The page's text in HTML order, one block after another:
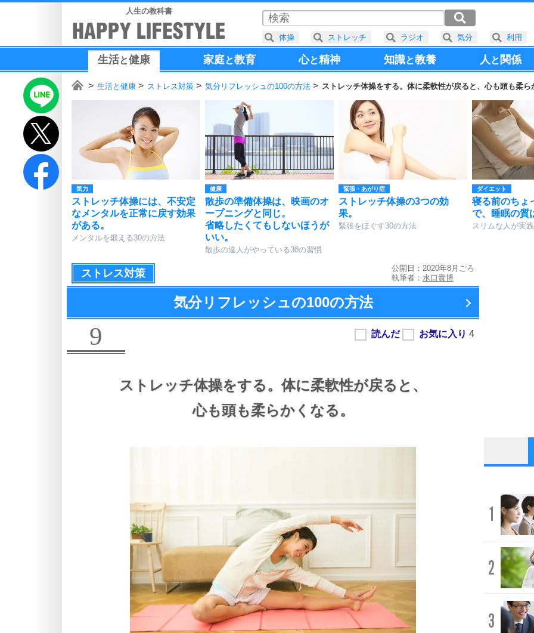
人生の教科書
生活と健康 家庭と教育 心と精神 知識と教養 人と 関係
生活と健康 ストレス対策 気分リフレッシュの100の方法 ストレッチ体操をする。体に柔軟性が戻ると、心も頭も柔ら
気力
ストレッチ体操には、不安定
なメンタルを正常に戻す効果
がある。
メンタルを鍛える30の方法
健康
散歩の準備体操は、映画のオ
ープニングと同じ。
省略したくてもしないほうが
いい。
散歩の達人がやっている30の習慣
緊張・あがり症
ストレッチ体操の3つの効
果。
緊張をほぐす30の方法
ダイエット
寝る前のちょ
で、睡眠の質
スリムな人が実
ストレス対策
公開日：2020年8月ごろ
執筆者： 水口貴博
気分リフレッシュの100の方法
9
ストレッチ体操をする。 体に柔軟性が戻ると、
心も頭も柔らかくなる。
1
2
3
体操 ストレッチ ラジオ 気分 利用